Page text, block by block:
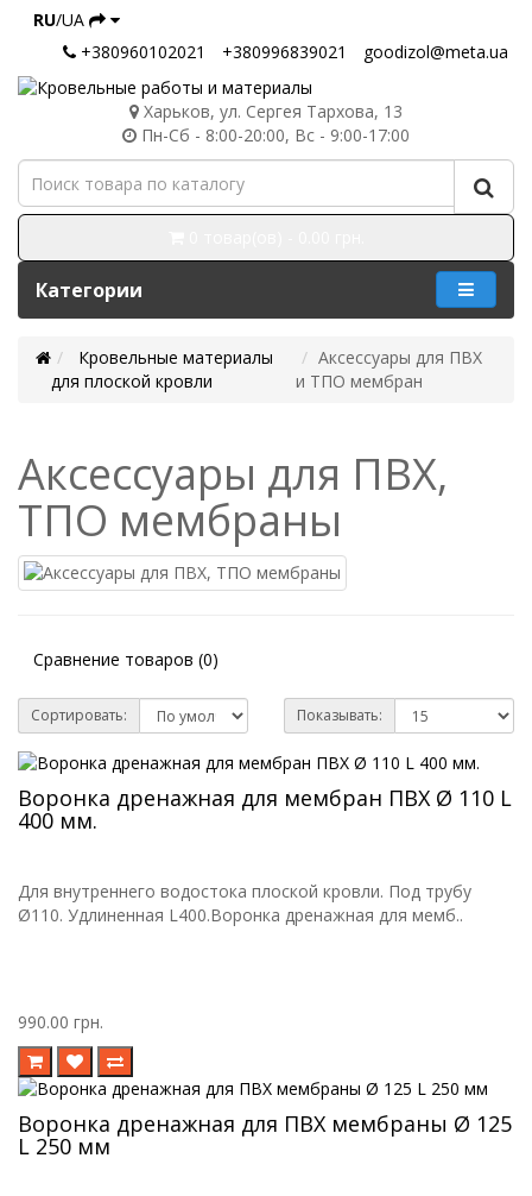
RU/UA
+380960102021
+380996839021 goodizol@meta.ua
Харьков, ул. Сергея Тархова, 13
Пн-Сб - 8:00-20:00, Вс - 9:00-17:00
Категории
Кровельные материалы
для плоской кровли
Аксессуары для ПВХ
и ТПО мембран
Аксессуары для ПВХ,
ТПО мембраны
Сравнение товаров (0)
Сортировать: Показывать:
Воронка дренажная для мембран ПВХ Ø 110 L
400 мм.
Для внутреннего водостока плоской кровли. Под трубу
Ø110. Удлиненная L400.Воронка дренажная для мемб..
990.00 грн.
Воронка дренажная для ПВХ мембраны Ø 125
L 250 мм